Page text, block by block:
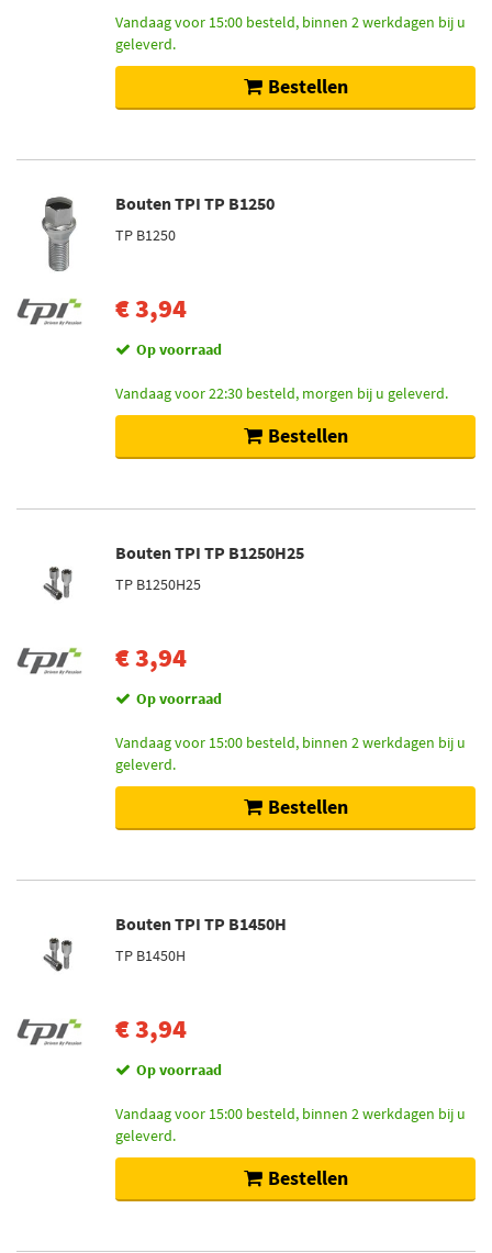
Vandaag voor 15:00 besteld, binnen 2 werkdagen bij u
geleverd.
Bestellen
Bouten TPI TP B1250
TP B1250
€ 3,94
Op voorraad
Vandaag voor 22:30 besteld, morgen bij u geleverd.
Bestellen
Bouten TPI TP B1250H25
TP B1250H25
€ 3,94
Op voorraad
Vandaag voor 15:00 besteld, binnen 2 werkdagen bij u
geleverd.
Bestellen
Bouten TPI TP B1450H
TP B1450H
€ 3,94
Op voorraad
Vandaag voor 15:00 besteld, binnen 2 werkdagen bij u
geleverd.
Bestellen